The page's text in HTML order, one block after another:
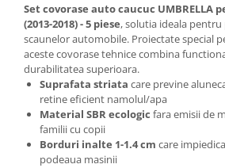
Curatare si Detailing Exterior
Articole Auto Sezoniere
Produse de Iarna
Cabluri Pornire
Produse de Vara
Set covorase auto caucuc UMBRELLA
(2013-2018) - 5 piese, solutia ideala
scaunelor automobile. Proiectate special
aceste covorase tehnice combina
durabilitatea superioara.
Suprafata striata care previne
retine eficient namolul/apa
Material SBR ecologic fara emisii de
familii cu copii
Borduri inalte 1-1.4 cm care
podeaua masinii